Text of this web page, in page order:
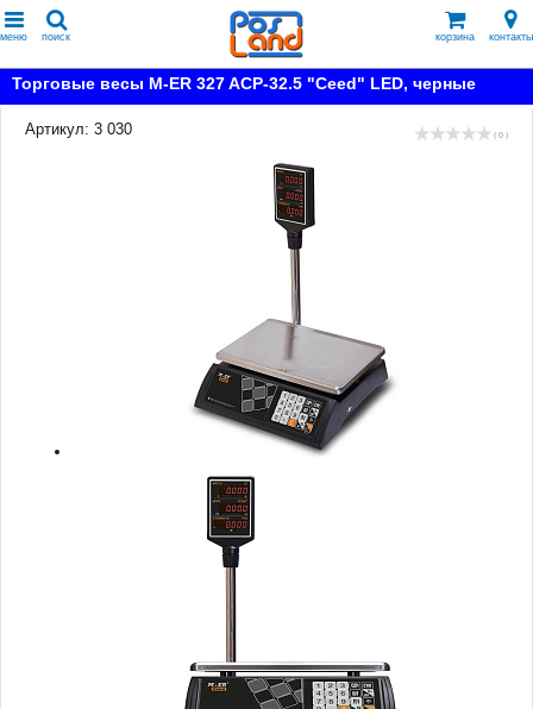
меню поиск корзина контакты
Торговые весы M-ER 327 ACP-32.5 "Ceed" LED, черные
Артикул: 3 030 ( 0 )